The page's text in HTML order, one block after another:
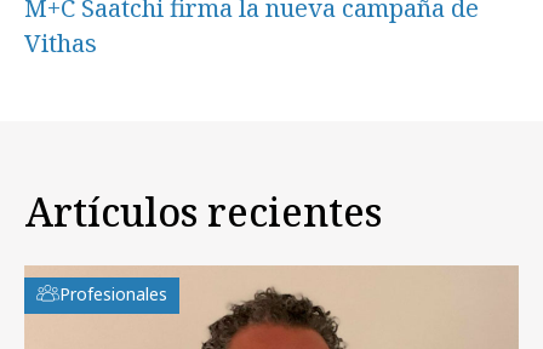
M+C Saatchi firma la nueva campaña de
Vithas
Artículos recientes
Profesionales